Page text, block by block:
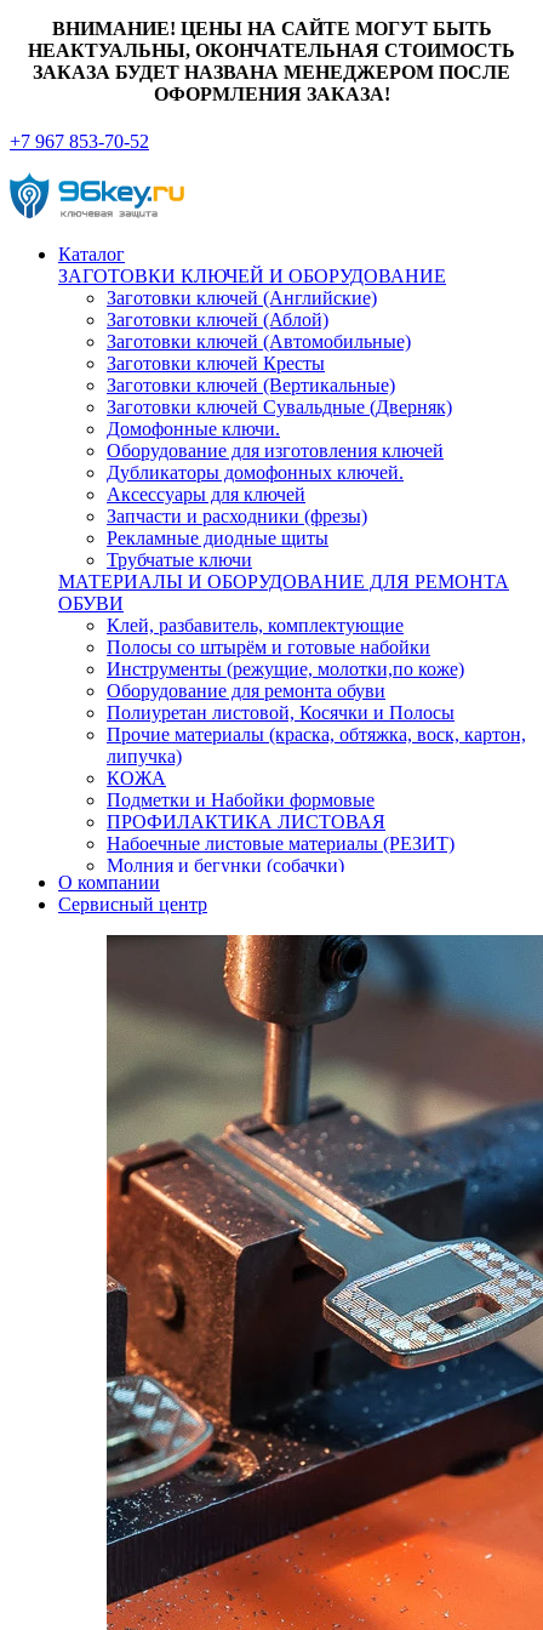
ВНИМАНИЕ! ЦЕНЫ НА САЙТЕ МОГУТ БЫТЬ
НЕАКТУАЛЬНЫ, ОКОНЧАТЕЛЬНАЯ СТОИМОСТЬ
ЗАКАЗА БУДЕТ НАЗВАНА МЕНЕДЖЕРОМ ПОСЛЕ
ОФОРМЛЕНИЯ ЗАКАЗА!
+7 967 853-70-52
Каталог
ЗАГОТОВКИ КЛЮЧЕЙ И ОБОРУДОВАНИЕ
Заготовки ключей (Английские)
Заготовки ключей (Аблой)
Заготовки ключей (Автомобильные)
Заготовки ключей Кресты
Заготовки ключей (Вертикальные)
Заготовки ключей Сувальдные (Дверняк)
Домофонные ключи.
Оборудование для изготовления ключей
Дубликаторы домофонных ключей.
Аксессуары для ключей
Запчасти и расходники (фрезы)
Рекламные диодные щиты
Трубчатые ключи
МАТЕРИАЛЫ И ОБОРУДОВАНИЕ ДЛЯ РЕМОНТА
ОБУВИ
Клей, разбавитель, комплектующие
Полосы со штырём и готовые набойки
Инструменты (режущие, молотки,по коже)
Оборудование для ремонта обуви
Полиуретан листовой, Косячки и Полосы
Прочие материалы (краска, обтяжка, воск, картон,
липучка)
КОЖА
Подметки и Набойки формовые
ПРОФИЛАКТИКА ЛИСТОВАЯ
Набоечные листовые материалы (РЕЗИТ)
Молния и бегунки (собачки)
Нитки,иглы-шило,крючки.
Уход и косметика для обуви
Кнопки (магнитые,кобурные)
Пряжки для ремня
О компании
Сервисный центр